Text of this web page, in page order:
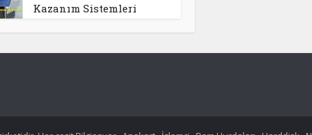
Kazanım Sistemleri